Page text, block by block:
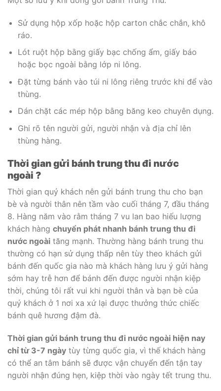
Sử dụng hộp xốp hoặc hộp carton chắc chắn, khô
ráo.
Lót ruột hộp bằng giấy bạc chống ẩm, giấy báo
hoặc bọc ngoài bằng lớp ni lông.
Đặt từng bánh vào túi ni lông riêng trước khi để vào
thùng.
Dán chặt các mép hộp bằng băng keo chuyên dụng.
Ghi rõ tên người gửi, người nhận và địa chỉ lên
thùng hàng.
Thời gian gửi bánh trung thu đi nước
ngoài ?
Thời gian quý khách nên gửi bánh trung thu cho bạn
bè và người thân nên tầm vào cuối tháng 7, đầu tháng
8. Hàng năm vào rằm tháng 7 vu lan bao hiếu lượng
khách hàng chuyển phát nhanh bánh trung thu đi
nước ngoài tăng mạnh. Thường hàng bánh trung thu
thường có hạn sử dụng thấp nên tùy theo khách gửi
bánh đến quốc gia nào mà khách hàng lưu ý gửi hàng
sớm hay trễ hơn để bánh đến được người nhận kiệp
thời, chúng tôi rất vui khi người thân và bạn bè của
quý khách ở 1 nơi xa xứ lại được thưởng thức chiếc
bánh quê hương đậm đà.
Thời gian gửi bánh trung thu đi nước ngoài hiện nay
chỉ từ 3-7 ngày tùy từng quốc gia, vì thế khách hàng
có thể an tâm bánh sẽ được vận chuyển đến tận tay
người nhận đúng hẹn, kiệp thời vào ngày tết trung thu.